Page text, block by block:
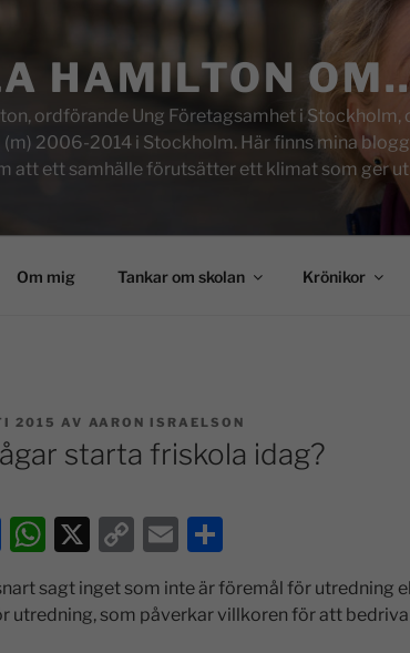
HAMILTON
ordförande Ung Företagsamhet i
2006-2014 i Stockholm. Här finns mina
att ett samhälle förutsätter ett klimat som ger
Om mig Tankar om skolan Krönikor
2015 AV AARON ISRAELSON
starta friskola idag?
F
c
W
at
X
C
p
E
m
ai
D
el
a
sagt inget som inte är föremål för utredning
utredning, som påverkar villkoren för att